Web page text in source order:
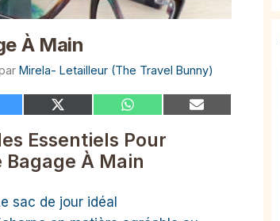
À Main
Mirela- Letailleur (The Travel Bunny)
Share
X
(Twitter)
Share
WhatsApp
Share
Essentiels Pour
Bagage À Main
sac de jour idéal